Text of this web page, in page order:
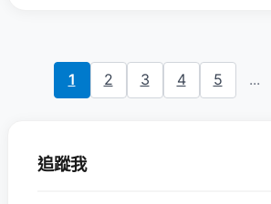
1 2 3 4 5 ...
追蹤我